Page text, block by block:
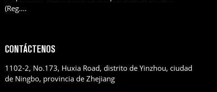
(Reg....
CONTÁCTENOS
1102-2, No.173, Huxia Road, distrito de Yinzhou, ciudad
de Ningbo, provincia de Zhejiang